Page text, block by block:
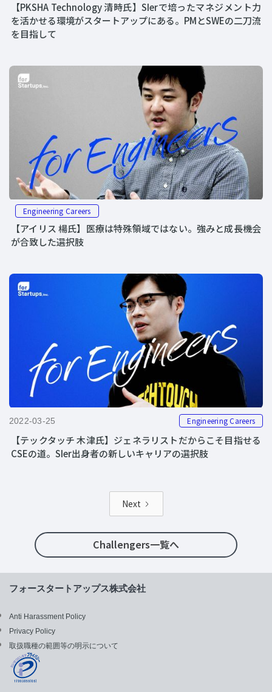
【PKSHA Technology 清時氏】SIerで培ったマネジメント力
を活かせる環境がスタートアップにある。PMとSWEの二刀流
を目指して
Engineering Careers
【アイリス 楊氏】医療は特殊領域ではない。強みと成長機会
が合致した選択肢
2022-03-25 Engineering Careers
【テックタッチ 木津氏】ジェネラリストだからこそ目指せる
CSEの道。SIer出身者の新しいキャリアの選択肢
Next
Challengers一覧へ
フォースタートアップス株式会社
Anti Harassment Policy
Privacy Policy
取扱職種の範囲等の明示について